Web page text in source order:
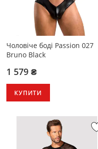
Чоловіче боді Passion 027
Bruno Black
1 579 ₴
КУПИТИ